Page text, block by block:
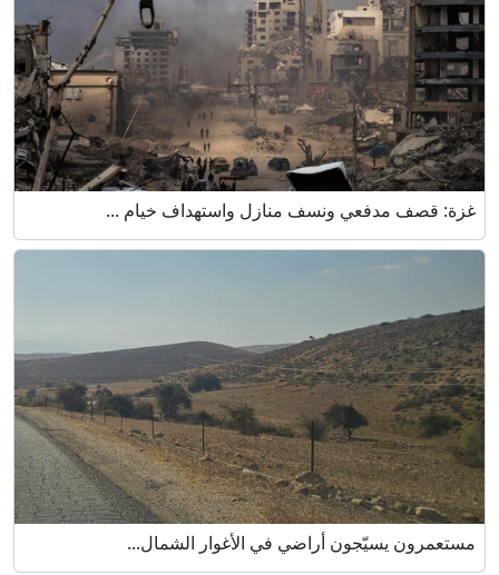
غزة: قصف مدفعي ونسف منازل واستهداف خيام ...
مستعمرون يسيّجون أراضي في الأغوار الشمال...